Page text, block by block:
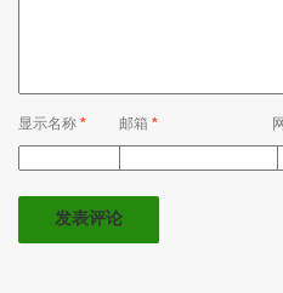
显示名称 * 邮箱*